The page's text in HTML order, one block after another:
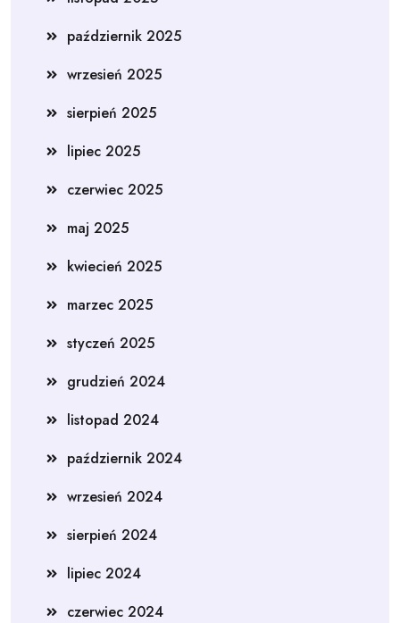
październik 2025
wrzesień 2025
sierpień 2025
lipiec 2025
czerwiec 2025
maj 2025
kwiecień 2025
marzec 2025
styczeń 2025
grudzień 2024
listopad 2024
październik 2024
wrzesień 2024
sierpień 2024
lipiec 2024
czerwiec 2024